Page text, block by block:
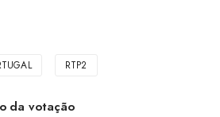
RTP2
da votação